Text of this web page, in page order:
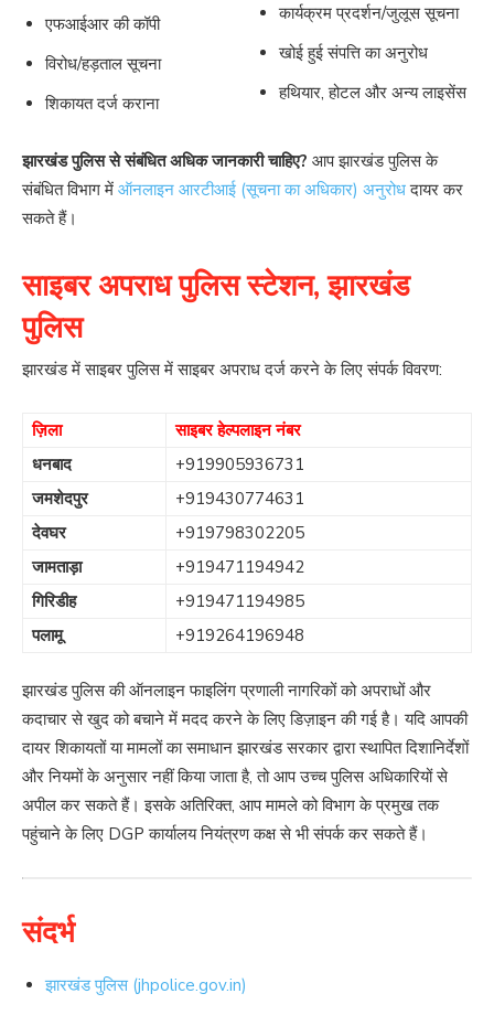
एफआईआर की कॉपी
विरोध/हड़ताल सूचना
शिकायत दर्ज कराना
कार्यक्रम प्रदर्शन/जुलूस सूचना
खोई हुई संपत्ति का अनुरोध
हथियार, होटल और अन्य लाइसेंस
झारखंड पुलिस से संबंधित अधिक जानकारी चाहिए? आप झारखंड पुलिस के
संबंधित विभाग में ऑनलाइन आरटीआई (सूचना का अधिकार) अनुरोधदायर कर
सकते हैं।
साइबर अपराध पुलिस स्टेशन, झारखंड
पुलिस
झारखंड में साइबर पुलिस में साइबर अपराध दर्ज करने के लिए संपर्क विवरण:
ज़िला
साइबर हेल्पलाइन नंबर
धनबाद
+919905936731
जमशेदपुर
+919430774631
देवघर
+919798302205
जामताड़ा
+919471194942
गिरिडीह
+919471194985
पलामू
+919264196948
झारखंड पुलिस की ऑनलाइन फाइलिंग प्रणाली नागरिकों को अपराधों और
कदाचार से खुद को बचाने में मदद करने के लिए डिज़ाइन की गई है। यदि आपकी
दायर शिकायतों या मामलों का समाधान झारखंड सरकार द्वारा स्थापित दिशानिर्देशों
और नियमों के अनुसार नहीं किया जाता है, तो आप उच्च पुलिस अधिकारियों से
अपील कर सकते हैं। इसके अतिरिक्त, आप मामले को विभाग के प्रमुख तक
पहुंचाने के लिए DGP कार्यालय नियंत्रण कक्ष से भी संपर्क कर सकते हैं।
संदर्भ
झारखंड पुलिस (jhpolice.gov.in)